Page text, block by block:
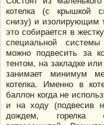
котелка (с крышкой
снизу) и изолирующим
это собирается в
специальной системы
можно подвесить за
тентом, на закладке
занимает минимум
котелка. Именно в
баллон когда не
и на ходу (подвесив
дождем, горелка